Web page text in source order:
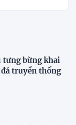
tưng bừng khai
truyền thống